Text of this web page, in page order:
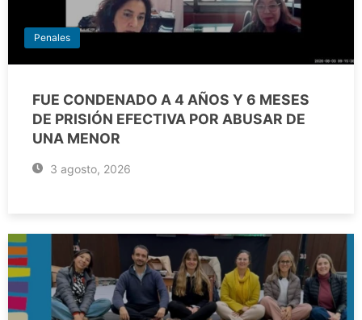
Penales
FUE CONDENADO A 4 AÑOS Y 6 MESES
DE PRISIÓN EFECTIVA POR ABUSAR DE
UNA MENOR
3 agosto, 2026